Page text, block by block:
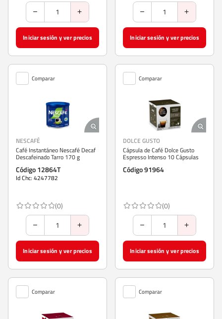
Iniciar sesión y ver precios Iniciar sesión y ver precios
Comparar
NESCAFÉ
Café Instantáneo Nescafé Decaf
Descafeinado Tarro 170 g
Código 12864T
Id Chc: 4247782
(0)
Iniciar sesión y ver precios
Comparar
DOLCE GUSTO
Cápsula de Café Dolce Gusto
Espresso Intenso 10 Cápsulas
Código 91964
(0)
Iniciar sesión y ver precios
Comparar Comparar